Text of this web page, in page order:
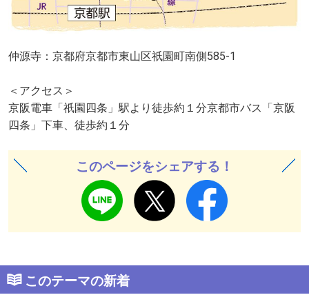
仲源寺：京都府京都市東山区祇園町南側585-1
＜アクセス＞
京阪電車「祇園四条」駅より徒歩約１分京都市バス「京阪
四条」下車、徒歩約１分
このページをシェアする！
このテーマの新着